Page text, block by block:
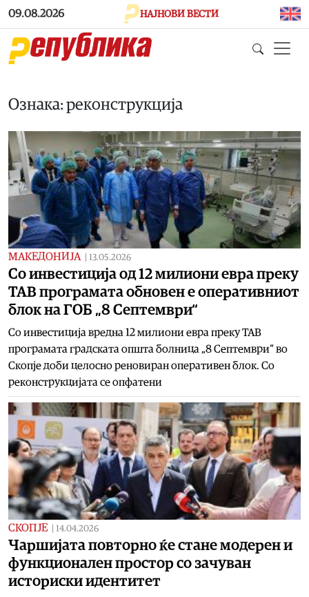
Skip to main content
09.08.2026 НАЈНОВИ ВЕСТИ
Ознака: реконструкција
МАКЕДОНИЈА 13.05.2026
Со инвестиција од 12 милиони евра преку
ТАВ програмата обновен е оперативниот
блок на ГОБ „8 Септември“
Со инвестиција вредна 12 милиони евра преку ТАВ
програмата градската општа болница „8 Септември“ во
Скопје доби целосно реновиран оперативен блок. Со
реконструкцијата се опфатени
СКОПЈЕ 14.04.2026
Чаршијата повторно ќе стане модерен и
функционален простор со зачуван
историски идентитет